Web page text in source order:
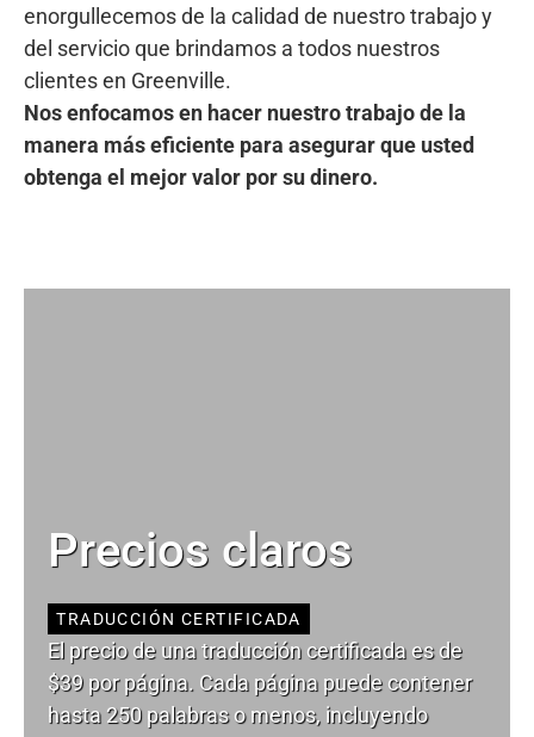
enorgullecemos de la calidad de nuestro trabajo y
del servicio que brindamos a todos nuestros
clientes en Greenville.
Nos enfocamos en hacer nuestro trabajo de la
manera más eficiente para asegurar que usted
obtenga el mejor valor por su dinero.
Precios claros
TRADUCCIÓN CERTIFICADA
El precio de una traducción certificada es de
$39 por página. Cada página puede contener
hasta 250 palabras o menos, incluyendo